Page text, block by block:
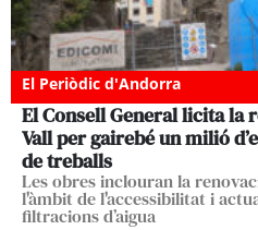
El Periòdic d'Andorra
El Consell General licita la
Vall per gairebé un milió
de treballs
Les obres inclouran la
l'àmbit de l'accessibilitat i
filtracions d’aigua